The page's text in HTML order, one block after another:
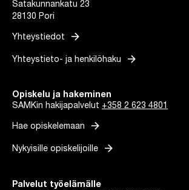
Satakunnankatu 23
28130 Pori
Yhteystiedot arrow_forward
Yhteystieto- ja henkilöhaku arrow_forward
Opiskelu ja hakeminen
SAMKin hakijapalvelut +358 2 623 4801
Hae opiskelemaan arrow_forward
Nykyisille opiskelijoille arrow_forward
Palvelut työelämälle